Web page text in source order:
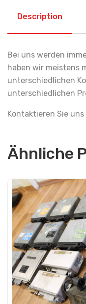
Description
Bei uns werden
haben wir meistens
unterschiedlichen
unterschiedlichen
Kontaktieren Sie
Ähnliche